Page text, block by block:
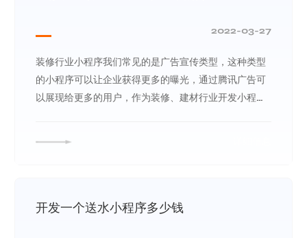
2022-03-27
装修行业小程序我们常见的是广告宣传类型，这种类型
的小程序可以让企业获得更多的曝光，通过腾讯广告可
以展现给更多的用户，作为装修、建材行业开发小程序
开发一个送水小程序多少钱